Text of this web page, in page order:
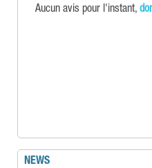
Aucun avis pour l'instant,
NEWS